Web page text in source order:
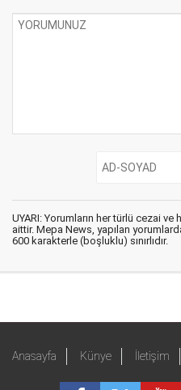
UYARI: Yorumların her türlü cezai
aittir. Mepa News, yapılan
600 karakterle (boşluklu) sınırlıdır.
Anasayfa Künye İletişim